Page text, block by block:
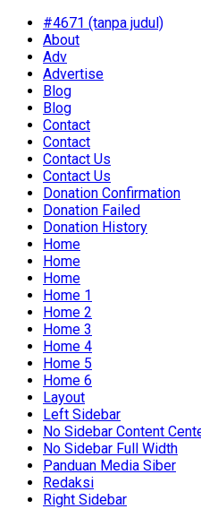
#4671 (tanpa judul)
About
Adv
Advertise
Blog
Blog
Contact
Contact
Contact Us
Contact Us
Donation Confirmation
Donation Failed
Donation History
Home
Home
Home
Home 1
Home 2
Home 3
Home 4
Home 5
Home 6
Layout
Left Sidebar
No Sidebar Content
No Sidebar Full Width
Panduan Media Siber
Redaksi
Right Sidebar